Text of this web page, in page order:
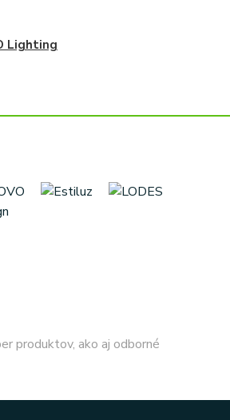
Lighting
produktov, ako aj odborné